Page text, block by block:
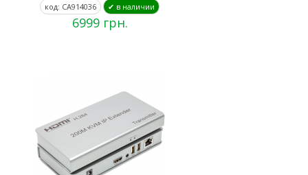
код: CA914036 ✔ в наличии
6999 грн.